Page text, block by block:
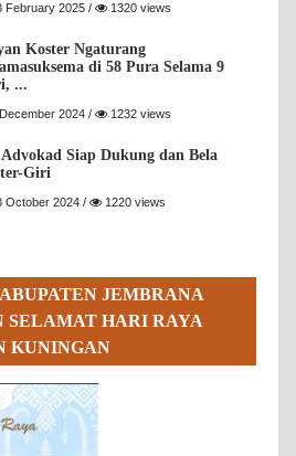
February 2025 / 1320 views
Koster Ngaturang
di 58 Pura Selama 9
...
2024 / 1232 views
Advokad Siap Dukung dan Bela
Giri
October 2024 / 1220 views
JEMBRANA
SELAMAT HARI RAYA
KUNINGAN